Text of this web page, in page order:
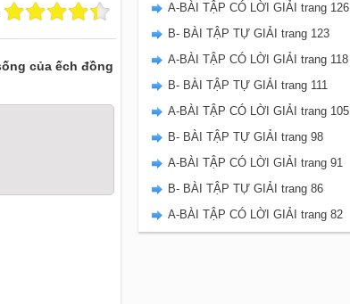
của ếch đồng
A-BÀI TẬP CÓ LỜI GIẢI trang 126
B- BÀI TẬP TỰ GIẢI trang 123
A-BÀI TẬP CÓ LỜI GIẢI trang 118
B- BÀI TẬP TỰ GIẢI trang 111
A-BÀI TẬP CÓ LỜI GIẢI trang 105
B- BÀI TẬP TỰ GIẢI trang 98
A-BÀI TẬP CÓ LỜI GIẢI trang 91
B- BÀI TẬP TỰ GIẢI trang 86
A-BÀI TẬP CÓ LỜI GIẢI trang 82